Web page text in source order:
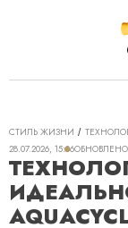
СТИЛЬ ЖИЗНИ
28.07.2026, 15:06ОБНОВЛЕНО